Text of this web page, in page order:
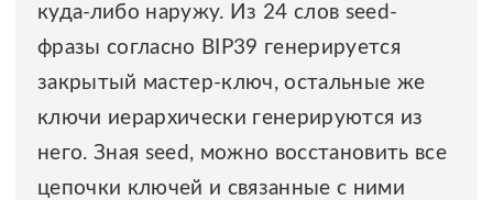
куда-либо наружу. Из 24 слов seed-
фразы согласно BIP39 генерируется
закрытый мастер-ключ, остальные же
ключи иерархически генерируются из
него. Зная seed, можно восстановить все
цепочки ключей и связанные с ними